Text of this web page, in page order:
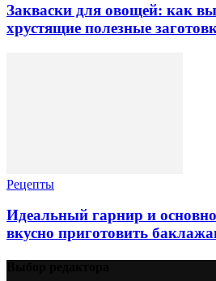
Закваски для овощей: как
хрустящие полезные
Рецепты
Идеальный гарнир и
вкусно приготовить